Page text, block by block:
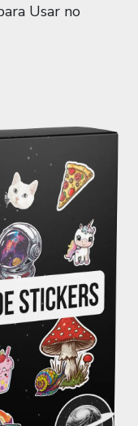
Usar no